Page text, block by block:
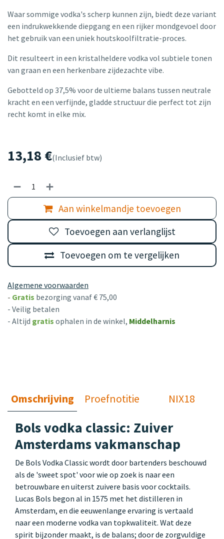
Waar sommige vodka's scherp kunnen zijn, biedt deze variant
een indrukwekkende diepgang en een rijker mondgevoel door
het gebruik van een uniek houtskoolfiltratie-proces.
Dit resulteert in een kristalheldere vodka vol subtiele tonen
van graan en een herkenbare zijdezachte vibe.
Gebotteld op 37,5% voor de ultieme balans tussen neutrale
kracht en een verfijnde, gladde structuur die perfect tot zijn
recht komt in elke mix.
13,18€(Inclusief btw)
Aan winkelmandje toevoegen
Toevoegen om te vergelijken
Toevoegen aan verlanglijst
Algemene voorwaarden
- Gratis bezorging vanaf € 75,00
- Veilig betalen
- Altijd gratis ophalen in de winkel, Middelharnis
Omschrijving Proefnotitie NIX18
Bols vodka classic: Zuiver
Amsterdams vakmanschap
De Bols Vodka Classic wordt door bartenders beschouwd
als de 'sweet spot' voor wie op zoek is naar een
betrouwbare en uiterst zuivere basis voor cocktails.
Lucas Bols begon al in 1575 met het distilleren in
Amsterdam, en die eeuwenlange ervaring is vertaald
naar een moderne vodka van topkwaliteit. Wat deze
spirit bijzonder maakt, is de balans; door de zorgvuldige